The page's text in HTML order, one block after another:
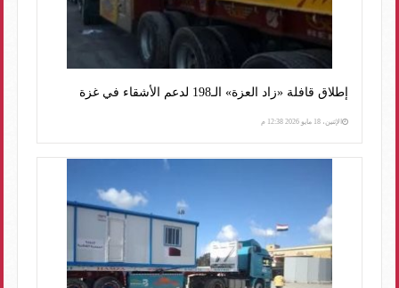
إطلاق قافلة «زاد العزة» الـ198 لدعم الأشقاء في غزة
الإثنين، 18 مايو 2026 12:38 م